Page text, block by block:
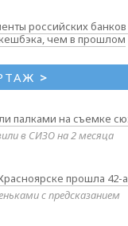
российских
чем в прошлом
>
палками на съемке
в СИЗО на 2 месяца
прошла 42-
с предсказанием